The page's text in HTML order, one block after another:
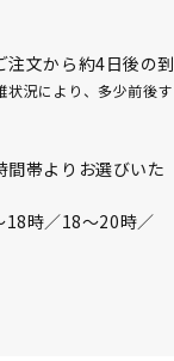
注文から約4日後の到
況により、多少前後す
間帯よりお選びいた
時／18〜20時／